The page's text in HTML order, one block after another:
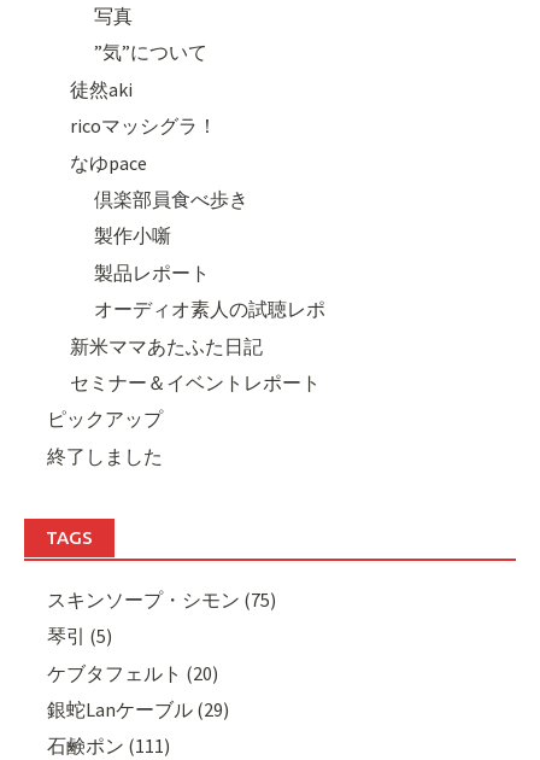
写真
”気”について
徒然aki
ricoマッシグラ！
なゆpace
倶楽部員食べ歩き
製作小噺
製品レポート
オーディオ素人の試聴レポ
新米ママあたふた日記
セミナー＆イベントレポート
ピックアップ
終了しました
TAGS
スキンソープ・シモン (75)
琴引 (5)
ケブタフェルト (20)
銀蛇Lanケーブル (29)
石鹸ポン (111)